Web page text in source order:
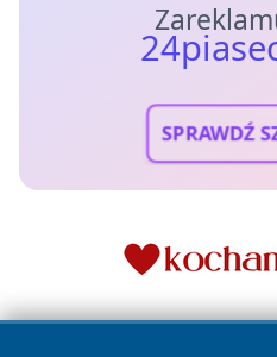
SPRAWDŹ